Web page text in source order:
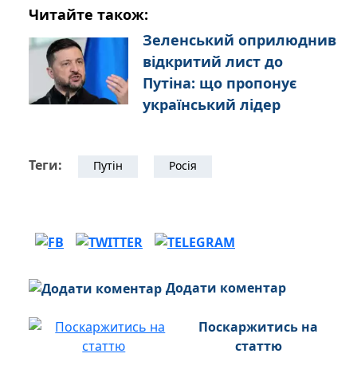
Читайте також:
Зеленський оприлюднив
відкритий лист до
Путіна: що пропонує
український лідер
Теги: Путін Росія
Додати коментар
Поскаржитись на
статтю